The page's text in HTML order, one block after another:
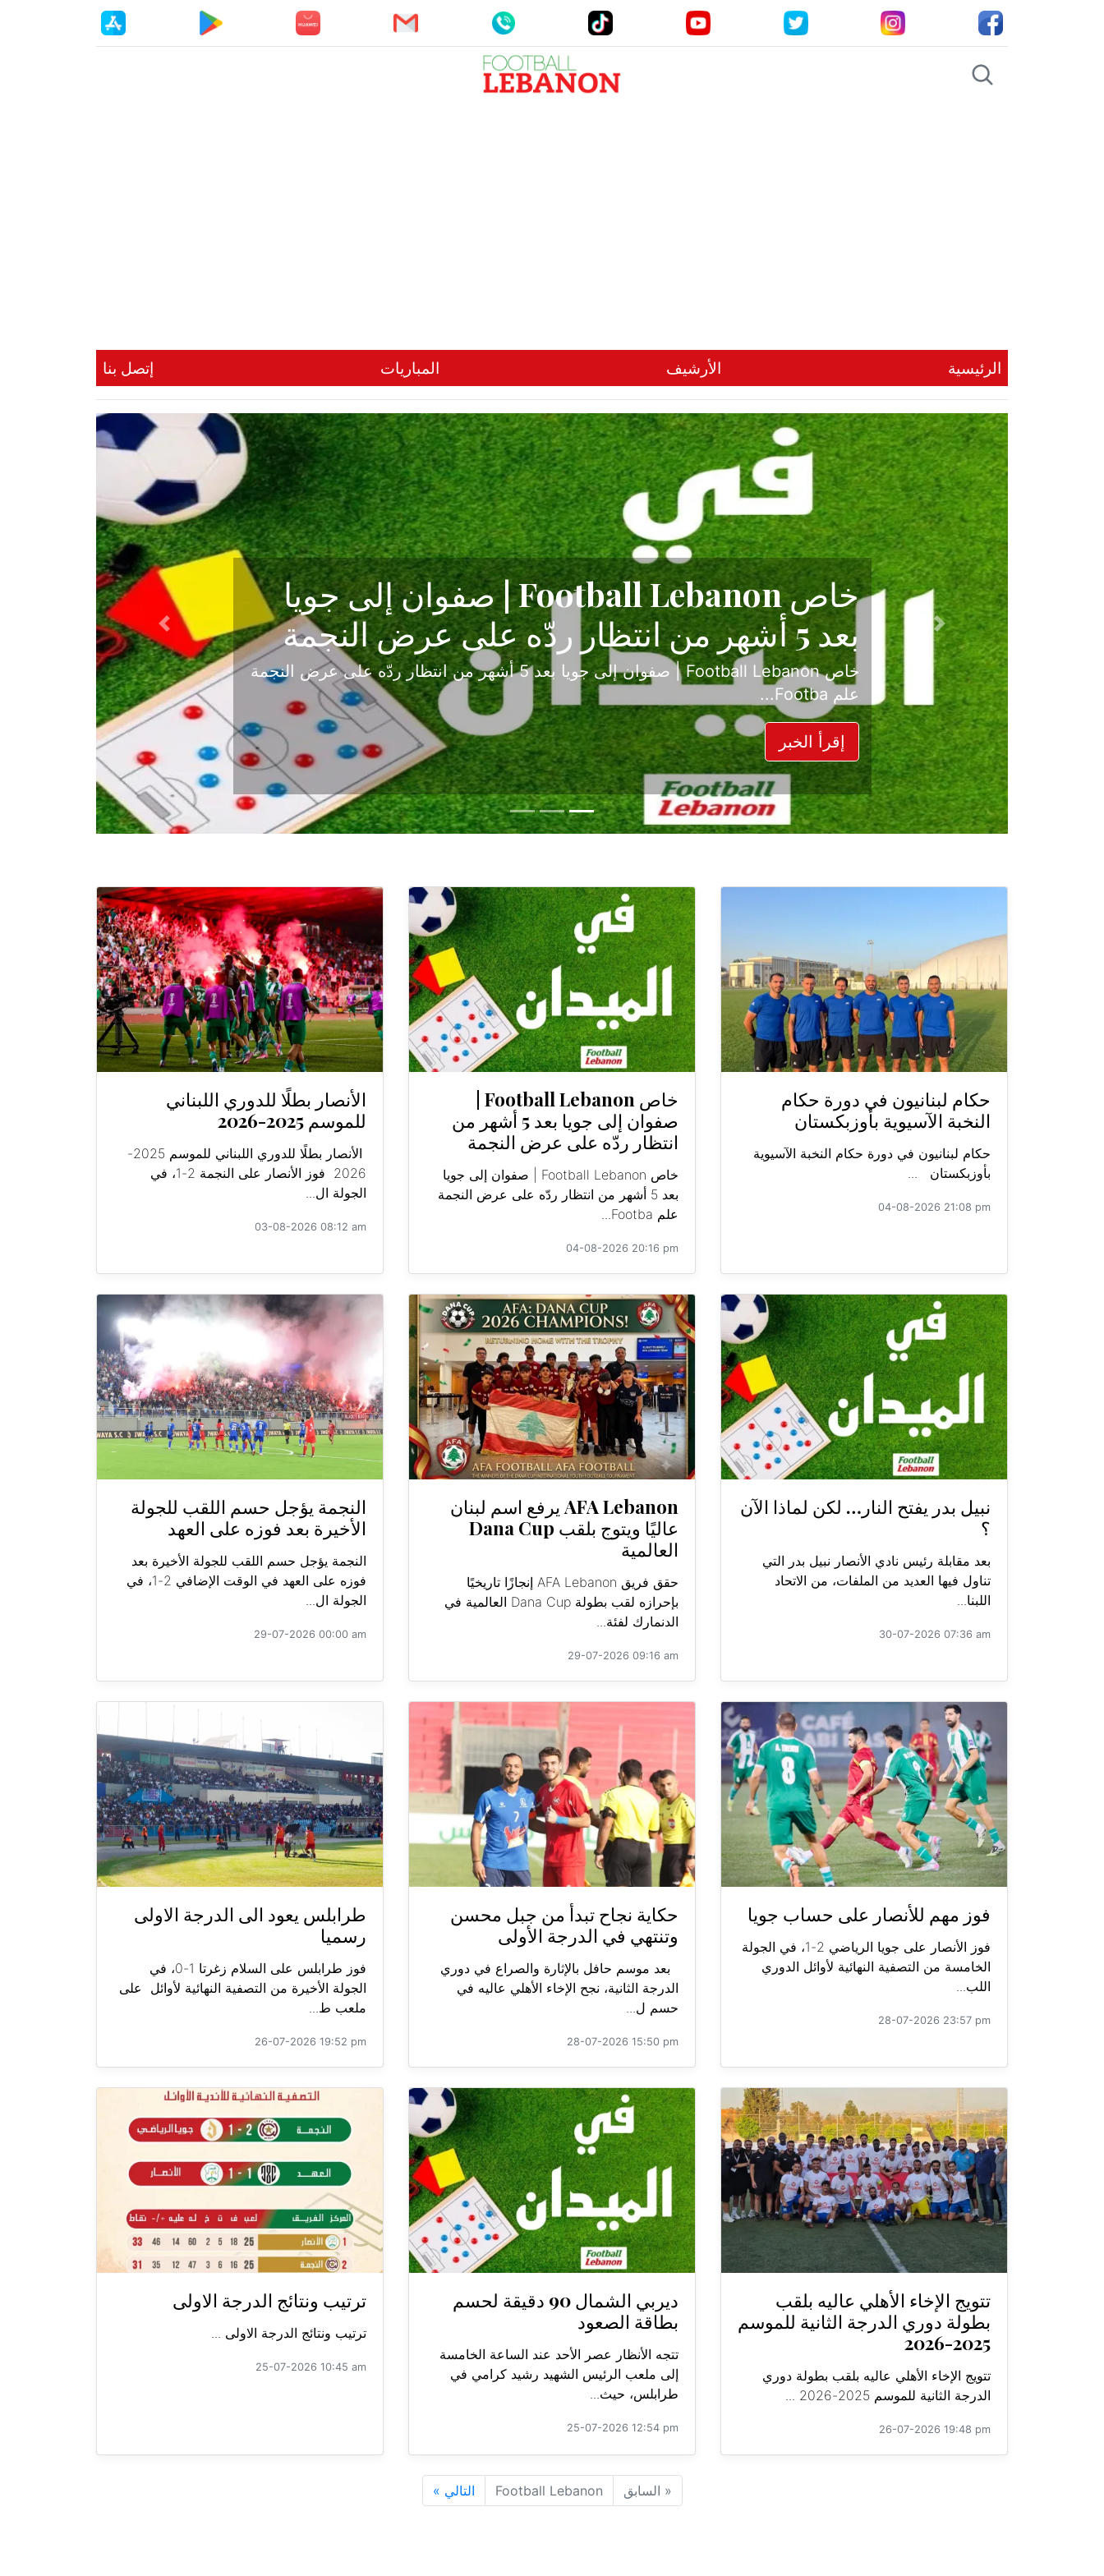
الرئيسية الأرشيف المباريات إتصل بنا
حكاية نجاح تبدأ من جبل محسن وتنتهي في
الدرجة الأولى
بعد موسم حافل بالإثارة والصراع في دوري الدرجة الثانية، نجح الإخاء الأهلي عاليه في
حسم ل...
إقرأ الخبر
Previous
Next
حكام لبنانيون في دورة حكام
النخبة الآسيوية بأوزبكستان
حكام لبنانيون في دورة حكام النخبة الآسيوية
بأوزبكستان ...
04-08-2026 21:08 pm
صفوان إلى جويا بعد 5 أشهر من
انتظار ردّه على عرض النجمة
خاص Football Lebanon | صفوان إلى جويا
بعد 5 أشهر من انتظار ردّه على عرض النجمة
علم Footba...
04-08-2026 20:16 pm
الأنصار بطلًا للدوري اللبناني
للموسم 2025-2026
الأنصار بطلًا للدوري اللبناني للموسم 2025-
2026 فوز الأنصار على النجمة 2-1، في
الجولة ال...
03-08-2026 08:12 am
نبيل بدر يفتح النار… لكن لماذا الآن
؟
بعد مقابلة رئيس نادي الأنصار نبيل بدر التي
تناول فيها العديد من الملفات، من الاتحاد
اللبنا...
30-07-2026 07:36 am
AFA Lebanon يرفع اسم لبنان
عاليًا ويتوج بلقب Dana Cup
العالمية
حقق فريق AFA Lebanon إنجازًا تاريخيًا
بإحرازه لقب بطولة Dana Cup العالمية في
الدنمارك لفئة...
29-07-2026 09:16 am
النجمة يؤجل حسم اللقب للجولة
الأخيرة بعد فوزه على العهد
النجمة يؤجل حسم اللقب للجولة الأخيرة بعد
فوزه على العهد في الوقت الإضافي 2-1، في
الجولة ال...
29-07-2026 00:00 am
فوز مهم للأنصار على حساب جويا
فوز الأنصار على جويا الرياضي 2-1، في الجولة
الخامسة من التصفية النهائية لأوائل الدوري
اللب...
28-07-2026 23:57 pm
حكاية نجاح تبدأ من جبل محسن
وتنتهي في الدرجة الأولى
بعد موسم حافل بالإثارة والصراع في دوري
الدرجة الثانية، نجح الإخاء الأهلي عاليه في
حسم ل...
28-07-2026 15:50 pm
طرابلس يعود الى الدرجة الاولى
رسميا
فوز طرابلس على السلام زغرتا 1-0، في
الجولة الأخيرة من التصفية النهائية لأوائل على
ملعب ط...
26-07-2026 19:52 pm
تتويج الإخاء الأهلي عاليه بلقب
بطولة دوري الدرجة الثانية للموسم
2025-2026
تتويج الإخاء الأهلي عاليه بلقب بطولة دوري
الدرجة الثانية للموسم 2025-2026 ...
26-07-2026 19:48 pm
ديربي الشمال 90 دقيقة لحسم
بطاقة الصعود
تتجه الأنظار عصر الأحد عند الساعة الخامسة
إلى ملعب الرئيس الشهيد رشيد كرامي في
طرابلس، حيث...
25-07-2026 12:54 pm
ترتيب ونتائج الدرجة الاولى
ترتيب ونتائج الدرجة الاولى ...
25-07-2026 10:45 am
« السابق Football Lebanon التالي »